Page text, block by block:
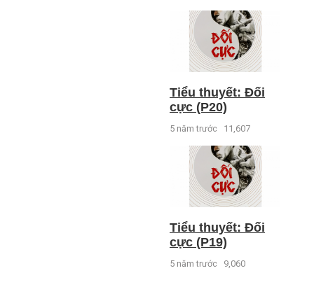
Tiểu thuyết: Đối
cực (P20)
5 năm trước 11,607
Tiểu thuyết: Đối
cực (P19)
5 năm trước 9,060